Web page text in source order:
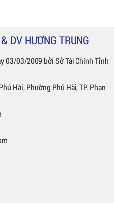
DV HƯƠNG TRUNG
03/03/2009 bởi Sở Tài Chính Tỉnh
Hài, Phường Phú Hài, TP. Phan